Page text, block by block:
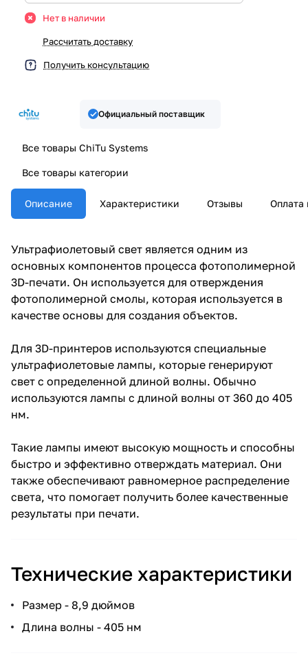
Нет в наличии
Рассчитать доставку
Получить консультацию
Официальный поставщик
Все товары ChiTu Systems
Все товары категории
Описание Характеристики Отзывы Оплата
Ультрафиолетовый свет является одним из
основных компонентов процесса фотополимерной
3D-печати. Он используется для отверждения
фотополимерной смолы, которая используется в
качестве основы для создания объектов.
Для 3D-принтеров используются специальные
ультрафиолетовые лампы, которые генерируют
свет с определенной длиной волны. Обычно
используются лампы с длиной волны от 360 до 405
нм.
Такие лампы имеют высокую мощность и способны
быстро и эффективно отверждать материал. Они
также обеспечивают равномерное распределение
света, что помогает получить более качественные
результаты при печати.
Технические характеристики
Размер - 8,9 дюймов
Длина волны - 405 нм